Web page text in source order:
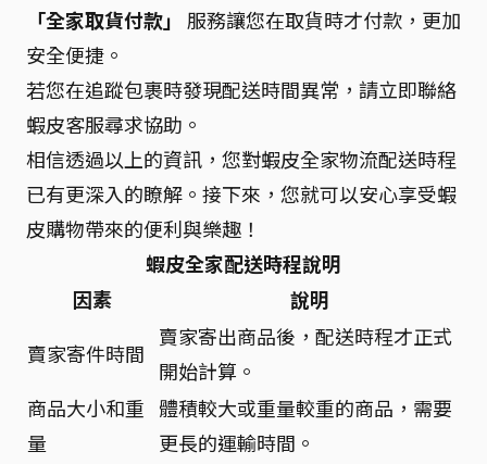
「全家取貨付款」
服務讓您在取貨時才付款，更加
安全便捷。
若您在追蹤包裹時發現配送時間異常，請立即聯絡
蝦皮客服尋求協助。
相信透過以上的資訊，您對蝦皮全家物流配送時程
已有更深入的瞭解。接下來，您就可以安心享受蝦
皮購物帶來的便利與樂趣！
蝦皮全家配送時程說明
因素
說明
賣家寄件時間
賣家寄出商品後，配送時程才正式
開始計算。
商品大小和重
量
體積較大或重量較重的商品，需要
更長的運輸時間。